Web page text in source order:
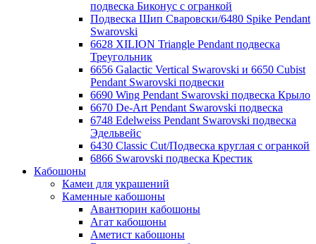
подвеска Биконус c огранкой
Подвеска Шип Сваровски/6480 Spike Pendant
Swarovski
6628 XILION Triangle Pendant подвеска
Треугольник
6656 Galactic Vertical Swarovski и 6650 Cubist
Pendant Swarovski подвески
6690 Wing Pendant Swarovski подвеска Крыло
6670 De-Art Pendant Swarovski подвеска
6748 Edelweiss Pendant Swarovski подвеска
Эдельвейс
6430 Classic Cut/Подвеска круглая с огранкой
6866 Swarovski подвеска Крестик
Кабошоны
Камеи для украшений
Каменные кабошоны
Авантюрин кабошоны
Агат кабошоны
Аметист кабошоны